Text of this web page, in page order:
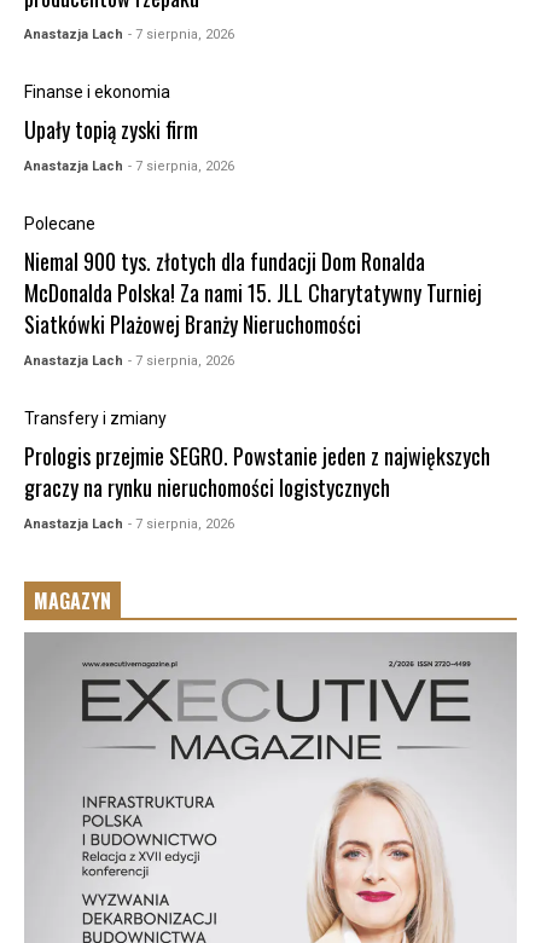
Anastazja Lach - 7 sierpnia, 2026
Finanse i ekonomia
Upały topią zyski firm
Anastazja Lach - 7 sierpnia, 2026
Polecane
Niemal 900 tys. złotych dla fundacji Dom Ronalda
McDonalda Polska! Za nami 15. JLL Charytatywny Turniej
Siatkówki Plażowej Branży Nieruchomości
Anastazja Lach - 7 sierpnia, 2026
Transfery i zmiany
Prologis przejmie SEGRO. Powstanie jeden z największych
graczy na rynku nieruchomości logistycznych
Anastazja Lach - 7 sierpnia, 2026
MAGAZYN